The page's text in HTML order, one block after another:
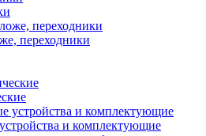
переходники
и комплектующие